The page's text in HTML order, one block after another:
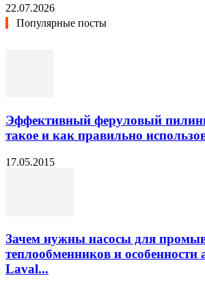
22.07.2026
Популярные посты
Эффективный феруловый
такое и как правильно
17.05.2015
Зачем нужны насосы для
теплообменников и особенности
Laval...